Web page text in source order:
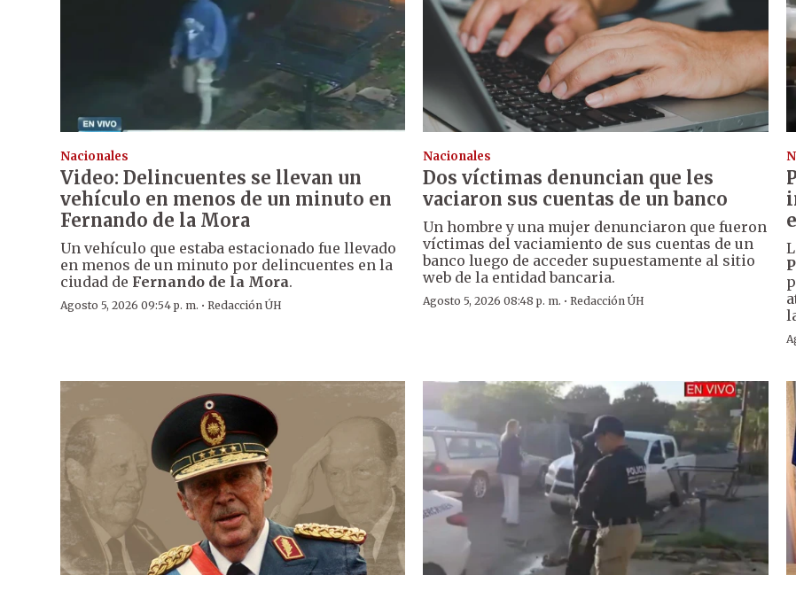
Nacionales
Video: Delincuentes se llevan un
vehículo en menos de un minuto en
Fernando de la Mora
Un vehículo que estaba estacionado fue llevado
en menos de un minuto por delincuentes en la
ciudad de Fernando de la Mora.
Agosto 5, 2026 09:54 p. m. · Redacción ÚH
Nacionales
Dos víctimas denuncian que les
vaciaron sus cuentas de un banco
Un hombre y una mujer denunciaron que fueron
víctimas del vaciamiento de sus cuentas de un
banco luego de acceder supuestamente al sitio
web de la entidad bancaria.
Agosto 5, 2026 08:48 p. m. ·Redacción ÚH